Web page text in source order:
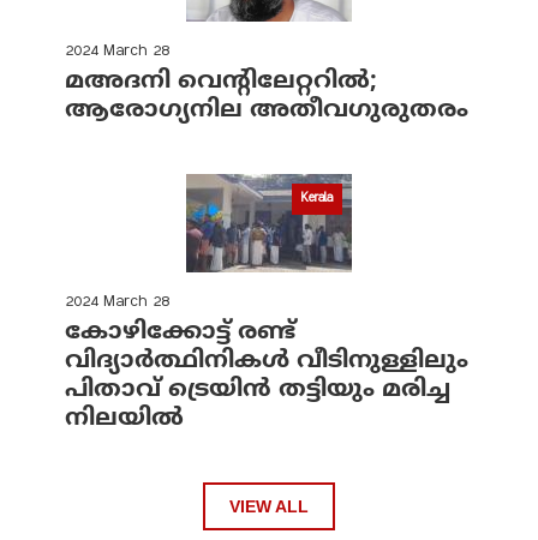
2024 March 28
മഅദനി വെന്റിലേറ്ററിൽ;
ആരോഗ്യനില അതീവഗുരുതരം
Kerala
2024 March 28
കോഴിക്കോട്ട് രണ്ട്
വിദ്യാർത്ഥിനികൾ വീടിനുള്ളിലും
പിതാവ് ട്രെയിൻ തട്ടിയും മരിച്ച
നിലയിൽ
VIEW ALL